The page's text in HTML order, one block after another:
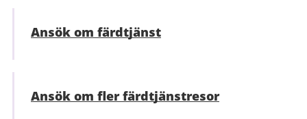
Ansök om färdtjänst
Ansök om fler färdtjänstresor